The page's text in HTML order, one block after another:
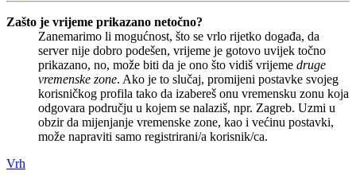
Zašto je vrijeme prikazano netočno?
Zanemarimo li mogućnost, što se vrlo rijetko događa, da
server nije dobro podešen, vrijeme je gotovo uvijek točno
prikazano, no, može biti da je ono što vidiš vrijeme druge
vremenske zone. Ako je to slučaj, promijeni postavke svojeg
korisničkog profila tako da izabereš onu vremensku zonu koja
odgovara području u kojem se nalaziš, npr. Zagreb. Uzmi u
obzir da mijenjanje vremenske zone, kao i većinu postavki,
može napraviti samo registrirani/a korisnik/ca.
Vrh